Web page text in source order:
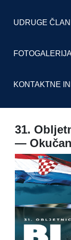
UDRUGE
KONTAKTNE
31.
—